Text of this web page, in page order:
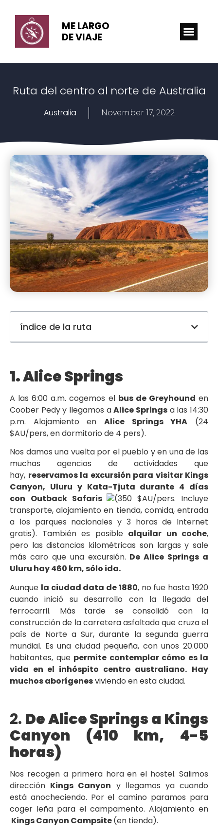
ME LARGO
DE VIAJE
Ruta del centro al norte de Australia
Australia November 17, 2022
índice de la ruta
1. Alice Springs
A las 6:00 a.m. cogemos el bus de Greyhound en
Coober Pedy y llegamos aAlice Springs a las 14:30
p.m. Alojamiento en Alice Springs YHA (24
$AU/pers, en dormitorio de 4 pers).
Nos damos una vuelta por el pueblo y en una de las
muchas agencias de actividades que
hay, reservamos la excursión para visitar Kings
Canyon, Uluru y Kata-Tjuta durante 4 días
con Outback Safaris
(350 $AU/pers. Incluye
transporte, alojamiento en tienda, comida, entrada
a los parques nacionales y 3 horas de Internet
gratis). También es posible alquilar un coche,
pero las distancias kilométricas son largas y sale
más caro que una excursión. De Alice Springs a
Uluru hay 460 km, sólo ida.
Aunque la ciudad data de 1880, no fue hasta 1920
cuando inició su desarrollo con la llegada del
ferrocarril. Más tarde se consolidó con la
construcción de la carretera asfaltada que cruza el
país de Norte a Sur, durante la segunda guerra
mundial. Es una ciudad pequeña, con unos 20.000
habitantes, que permite contemplar cómo es la
vida en el inhóspito centro australiano. Hay
muchos aborígenesviviendo en esta ciudad.
2. De Alice Springs a Kings
Canyon (410 km, 4-5
horas)
Nos recogen a primera hora en el hostel. Salimos
dirección Kings Canyon y llegamos ya cuando
está anocheciendo. Por el camino paramos para
coger leña para el campamento. Alojamiento en
Kings Canyon Campsite(en tienda).